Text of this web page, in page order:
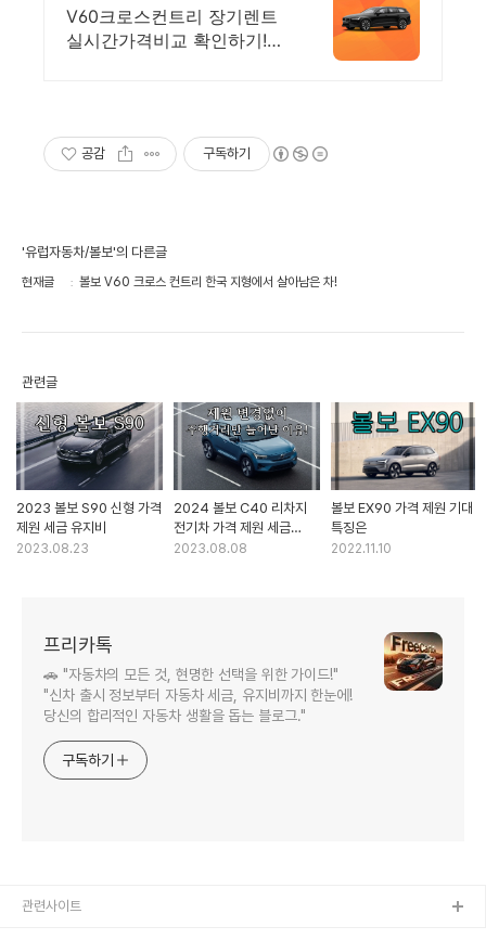
볼보 특가차량 무료견적
V60크로스컨트리 장기렌트
실시간가격비교 확인하기!즉
량 빠른출고 선점하세요.
공감 구독하기
'유럽자동차/볼보'의 다른글
현재글 볼보 V60 크로스 컨트리 한국 지형에서 살아남은 차!
관련글
2023 볼보 S90 신형 가격
제원 세금 유지비
2023.08.23
2024 볼보 C40 리차지
전기차 가격 제원 세금
유지비 보조금
2023.08.08
볼보 EX90 가격 제원 기대
특징은
2022.11.10
프리카톡
🚗 "자동차의 모든 것, 현명한 선택을 위한 가이드!"
"신차 출시 정보부터 자동차 세금, 유지비까지 한눈에!
당신의 합리적인 자동차 생활을 돕는 블로그."
구독하기
관련사이트